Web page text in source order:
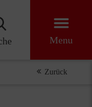
Menu
Zurück